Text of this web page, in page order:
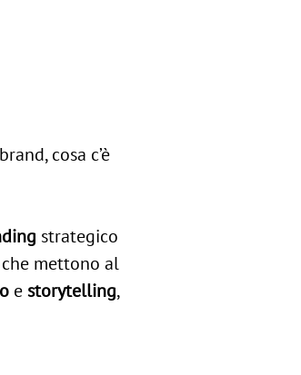
cosa c’è
strategico
che mettono al
estorytelling,